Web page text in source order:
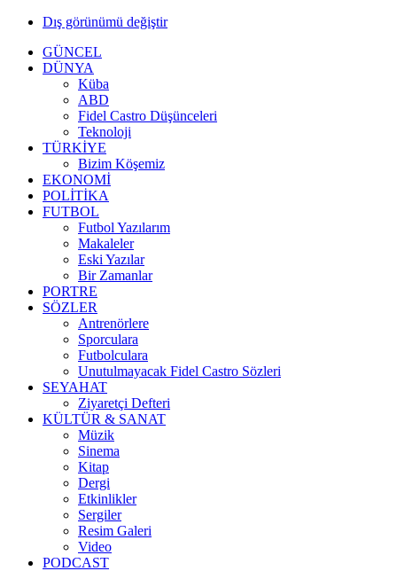
Dış görünümü değiştir
GÜNCEL
DÜNYA
Küba
ABD
Fidel Castro Düşünceleri
Teknoloji
TÜRKİYE
Bizim Köşemiz
EKONOMİ
POLİTİKA
FUTBOL
Futbol Yazılarım
Makaleler
Eski Yazılar
Bir Zamanlar
PORTRE
SÖZLER
Antrenörlere
Sporculara
Futbolculara
Unutulmayacak Fidel Castro Sözleri
SEYAHAT
Ziyaretçi Defteri
KÜLTÜR & SANAT
Müzik
Sinema
Kitap
Dergi
Etkinlikler
Sergiler
Resim Galeri
Video
PODCAST